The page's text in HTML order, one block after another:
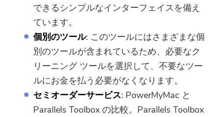
できるシンプルなインターフェイスを備え
ています。
個別のツール: このツールにはさまざまな個
別のツールが含まれているため、必要なク
リーニング ツールを選択して、不要なツー
ルにお金を払う必要がなくなります。
セミオーダーサービス: PowerMyMac と
Parallels Toolbox の比較。Parallels Toolbox
提出
ご購読ありがとうございます。
ご購読ありがとうございます！
ダウンロードリンクとクーポンコー
ドがお客様のメールに送信されまし
た。購入ボタンをクリックして、ソ